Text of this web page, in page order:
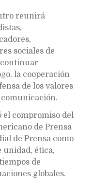
reunirá
sociales de
continuar
la cooperación
de los valores
compromiso del
de Prensa
de Prensa como
unidad, ética,
de
globales.